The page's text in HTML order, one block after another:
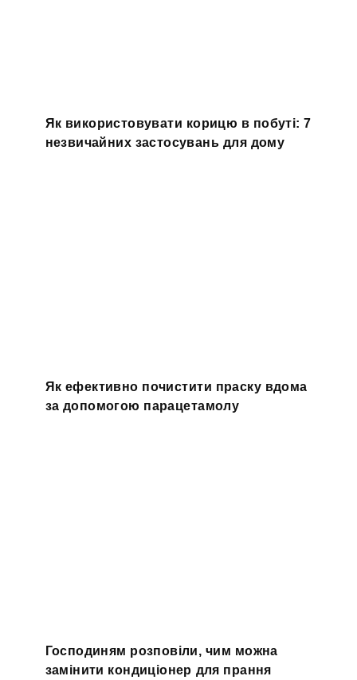
Як використовувати корицю в побуті: 7
незвичайних застосувань для дому
Як ефективно почистити праску вдома
за допомогою парацетамолу
Господиням розповіли, чим можна
замінити кондиціонер для прання